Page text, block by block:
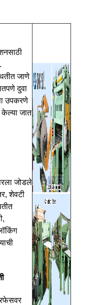
जाणे
दुवा
उपकरणे
जात
जोडले
शेवटी